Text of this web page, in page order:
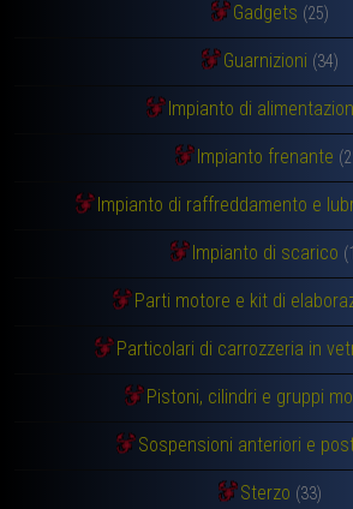
Gadgets (25)
Guarnizioni (34)
Impianto di
Impianto frenante
Impianto di raffreddamento e
Impianto di scarico
Parti motore e kit di
Particolari di carrozzeria in
Pistoni, cilindri e gruppi
Sospensioni anteriori e
Sterzo (33)